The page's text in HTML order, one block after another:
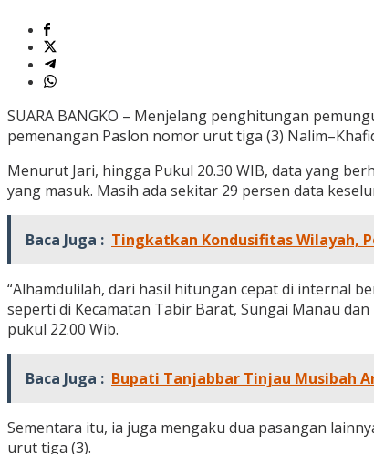
SUARA BANGKO – Menjelang penghitungan
pemenangan Paslon nomor urut tiga (3)
Menurut Jari, hingga Pukul 20.30 WIB, data yang
yang masuk. Masih ada sekitar 29 persen data
Baca Juga : Tingkatkan Kondusifitas Wilayah,
“Alhamdulilah, dari hasil hitungan cepat di internal
seperti di Kecamatan Tabir Barat, Sungai Manau
pukul 22.00 Wib.
Baca Juga : Bupati Tanjabbar Tinjau Musibah
Sementara itu, ia juga mengaku dua pasangan
urut tiga (3).